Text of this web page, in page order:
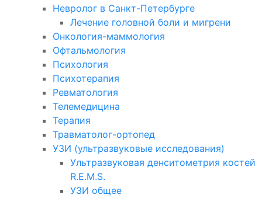
Невролог в Санкт-Петербурге
Лечение головной боли и мигрени
Онкология-маммология
Офтальмология
Психология
Психотерапия
Ревматология
Телемедицина
Терапия
Травматолог-ортопед
УЗИ (ультразвуковые исследования)
Ультразвуковая денситометрия костей
R.E.M.S.
УЗИ общее